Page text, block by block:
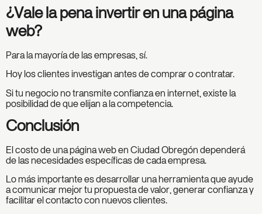
¿Vale la pena invertir en una página
web?
Para la mayoría de las empresas, sí.
Hoy los clientes investigan antes de comprar o contratar.
Si tu negocio no transmite confianza en internet, existe la
posibilidad de que elijan a la competencia.
Conclusión
El costo de una página web en Ciudad Obregón dependerá
de las necesidades específicas de cada empresa.
Lo más importante es desarrollar una herramienta que ayude
a comunicar mejor tu propuesta de valor, generar confianza y
facilitar el contacto con nuevos clientes.